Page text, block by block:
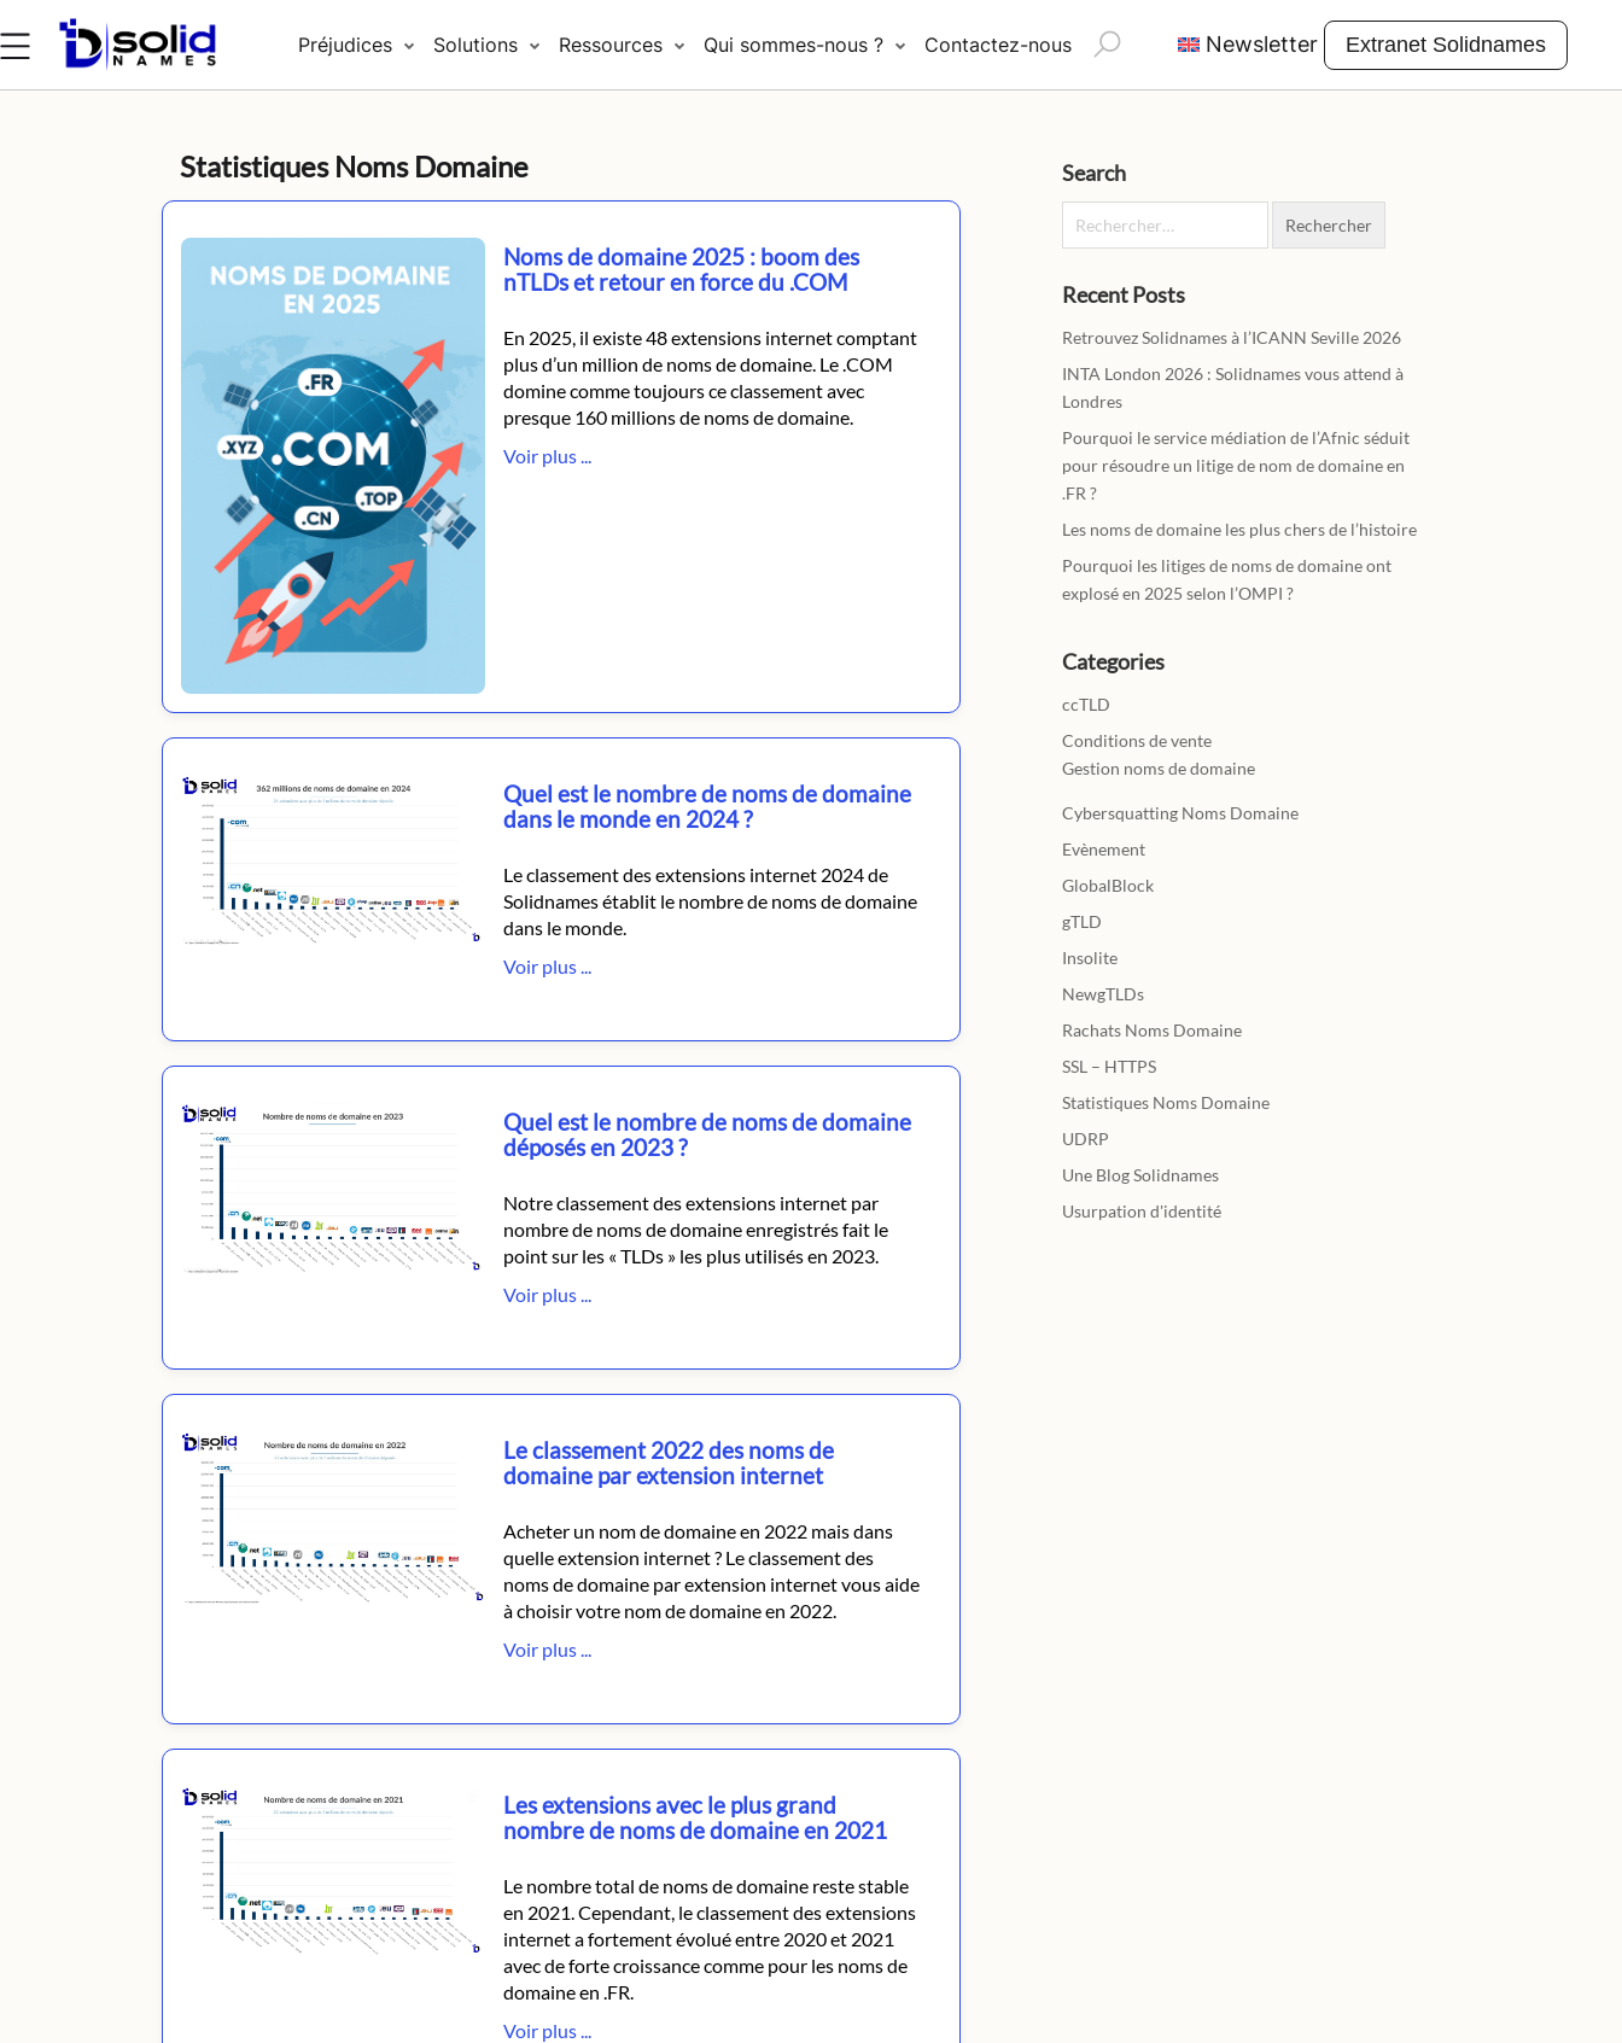
Préjudices Solutions Ressources Qui sommes-nous ? Contactez-nous Rechercher : Newsletter Extranet Solidnames
Statistiques Noms Domaine
Noms de domaine 2025 : boom des
nTLDs et retour en force du .COM
En 2025, il existe 48 extensions internet comptant
plus d’un million de noms de domaine. Le .COM
domine comme toujours ce classement avec
presque 160 millions de noms de domaine.
Voir plus ...
Quel est le nombre de noms de domaine
dans le monde en 2024 ?
Le classement des extensions internet 2024 de
Solidnames établit le nombre de noms de domaine
dans le monde.
Voir plus ...
Quel est le nombre de noms de domaine
déposés en 2023 ?
Notre classement des extensions internet par
nombre de noms de domaine enregistrés fait le
point sur les « TLDs » les plus utilisés en 2023.
Voir plus ...
Le classement 2022 des noms de
domaine par extension internet
Acheter un nom de domaine en 2022 mais dans
quelle extension internet ? Le classement des
noms de domaine par extension internet vous aide
à choisir votre nom de domaine en 2022.
Voir plus ...
Les extensions avec le plus grand
nombre de noms de domaine en 2021
Le nombre total de noms de domaine reste stable
en 2021. Cependant, le classement des extensions
internet a fortement évolué entre 2020 et 2021
avec de forte croissance comme pour les noms de
domaine en .FR.
Voir plus ...
Search
Recent Posts
Retrouvez Solidnames à l’ICANN Seville 2026
INTA London 2026 : Solidnames vous attend à
Londres
Pourquoi le service médiation de l’Afnic séduit
pour résoudre un litige de nom de domaine en
.FR ?
Les noms de domaine les plus chers de l’histoire
Pourquoi les litiges de noms de domaine ont
explosé en 2025 selon l’OMPI ?
Categories
ccTLD
Conditions de vente
Gestion noms de domaine
Cybersquatting Noms Domaine
Evènement
GlobalBlock
gTLD
Insolite
NewgTLDs
Rachats Noms Domaine
SSL – HTTPS
Statistiques Noms Domaine
UDRP
Une Blog Solidnames
Usurpation d'identité